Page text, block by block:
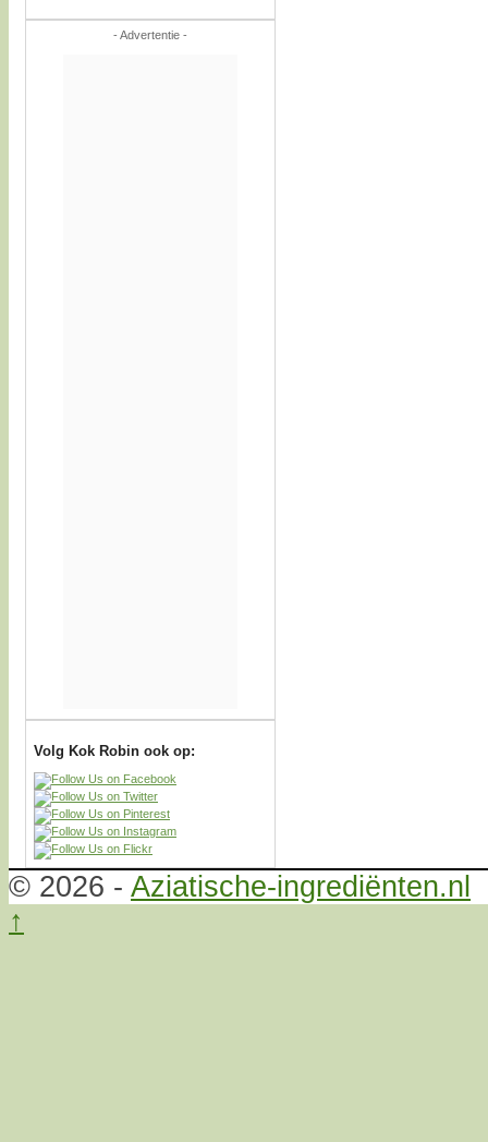
- Advertentie -
Volg Kok Robin ook op:
© 2026 - Aziatische-ingrediënten.nl
↑